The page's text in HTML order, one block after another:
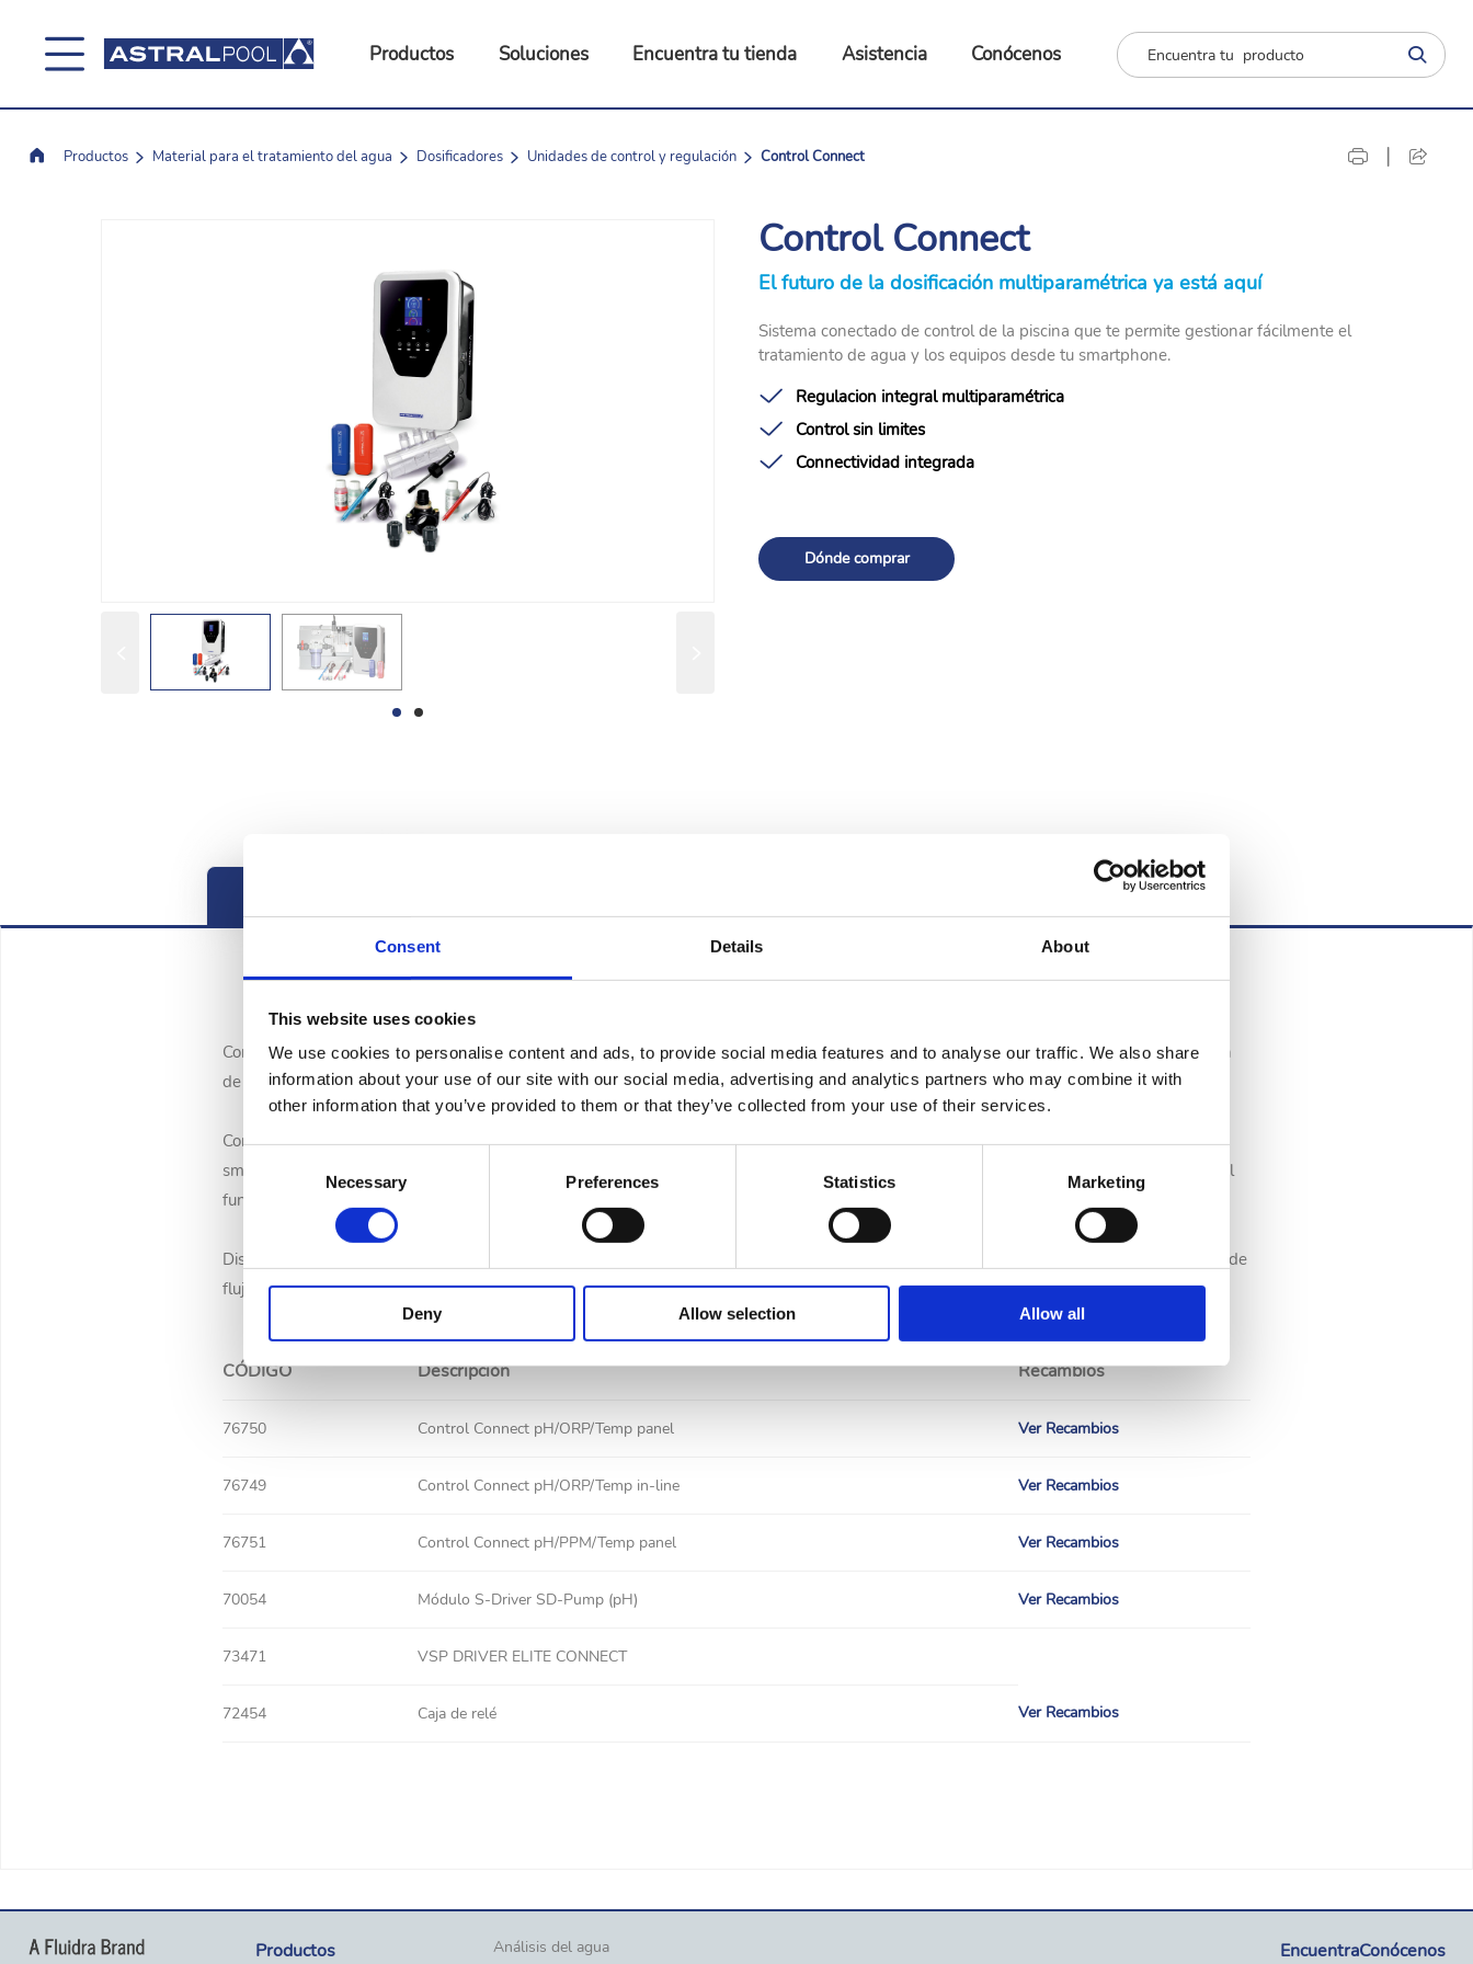
Consent Details About
This website uses cookies
We use cookies to personalise content and ads, to provide social media features and to analyse our traffic. We also share
information about your use of our site with our social media, advertising and analytics partners who may combine it with
other information that you’ve provided to them or that they’ve collected from your use of their services.
Selection
Necessary Preferences Statistics Marketing
Deny Allow selection Allow all
Productos Soluciones Encuentra tu tienda Asistencia Conócenos
Productos Material para el tratamiento del agua Dosificadores Unidades de control y regulación Control Connect |
Control Connect
El futuro de la dosificación multiparamétrica ya está aquí
Sistema conectado de control de la piscina que te permite gestionar fácilmente el
tratamiento de agua y los equipos desde tu smartphone.
Regulacion integral multiparamétrica
Control sin limites
Connectividad integrada
Dónde comprar
Control Connect es un sistema inteligente y conectado de control de piscinas diseñado para simplificar el tratamiento del agua y la gestión
de los equipos de la piscina.
Conectado mediante WiFi integrado y la aplicación Fluidra Pool, te permite monitorizar y controlar tu piscina fácilmente desde tu
smartphone. El sistema gestiona funciones clave como filtración, calefacción, iluminación y tratamiento de agua, ayudando a automatizar el
funcionamiento diario de la piscina.
Disponible en diferentes configuraciones para adaptarse a tu instalación, Control Connect incluye monitorización de temperatura y control de
flujo. También permite la dosificación automática de pH y cloro, haciendo que el cuidado de la piscina sea más preciso y fiable.
CÓDIGO Descripción Recambios
76750 Control Connect pH/ORP/Temp panel Ver Recambios
76749 Control Connect pH/ORP/Temp in-line Ver Recambios
76751 Control Connect pH/PPM/Temp panel Ver Recambios
70054 Módulo S-Driver SD-Pump (pH) Ver Recambios
73471 VSP DRIVER ELITE CONNECT
72454 Caja de relé Ver Recambios
Productos
Análisis del agua
EncuentraConócenos